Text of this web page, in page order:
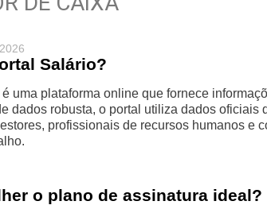
Salário?
é uma plataforma online que fornece
dados robusta, o portal utiliza dados
profissionais de recursos humanos e
o plano de assinatura ideal?